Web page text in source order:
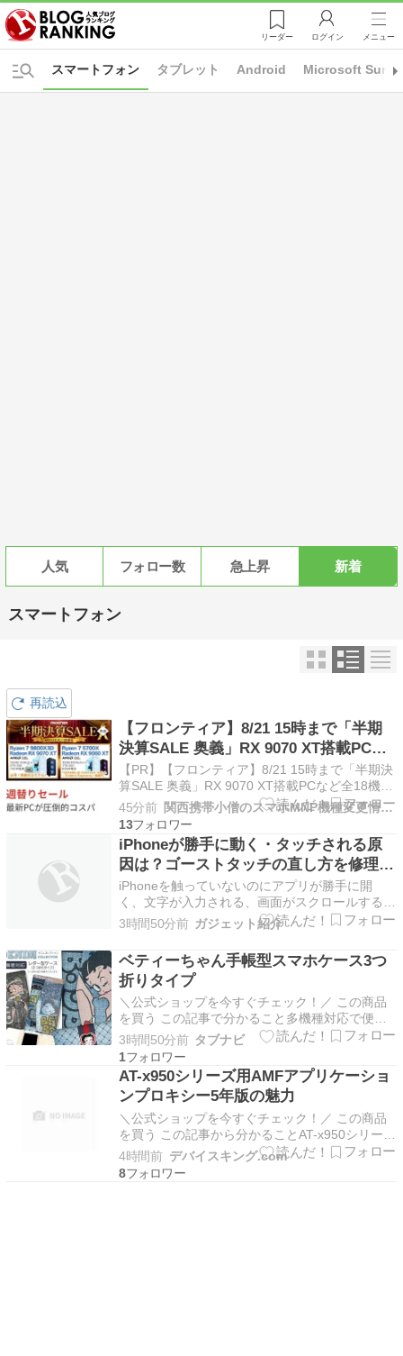
リーダー ログイン メニュー
スマートフォン タブレット Android Microsoft
人気 フォロー数 急上昇 新着
スマートフォン
再読込
【フロンティア】8/21 15時まで「半期
決算SALE 奥義」RX 9070 XT搭載PCな
ど全18機種
【PR】【フロンティア】8/21 15時まで「半期決
算SALE 奥義」RX 9070 XT搭載PCなど全18機種
フロンティアでは、「半期決算SALE 奥義」を開
催中です。8月21日（金）15時までの期間中、
RX 9070 XTやRX 9060 XTを搭載したモデルな
ど、全18機種…
45分前
関西携帯小僧のスマホMNP機種変更情報！
13
iPhoneが勝手に動く・タッチされる原
因は？ゴーストタッチの直し方を修理店
が解説【2026年版】
iPhoneを触っていないのにアプリが勝手に開
く、文字が入力される、画面がスクロールすると
いった症状が出ることがあります。 このように
自分では操作していないのに画面がタッチされた
ように反応する症状は、一般に「ゴーストタッ
チ」と呼ばれています。 一時的なソフトウェア
の不具合や画面の…
3時間50分前 ガジェット紹介
ベティーちゃん手帳型スマホケース3つ
折りタイプ
＼公式ショップを今すぐチェック！／ この商品
を買う この記事で分かること多機種対応で便利
な手帳型スマホケースの魅力が分かるベティーち
ゃんデザインの特徴や使い勝手について詳しく解
説購入前に知っておきたい選び方や注意点、FAQ
まで網羅 多機種対応の手帳型スマホケースと
は？その魅力を…
3時間50分前 タブナビ
1
AT-x950シリーズ用AMFアプリケーショ
ンプロキシー5年版の魅力
＼公式ショップを今すぐチェック！／ この商品
を買う この記事から分かることAT-x950シリーズ
用のAMFアプリケーションプロキシーの特徴と
役割がわかる導入時の注意点や納期、注文方法に
ついて詳しく理解できるよくある質問を通じて購
4時間前 デバイスキング.com
8